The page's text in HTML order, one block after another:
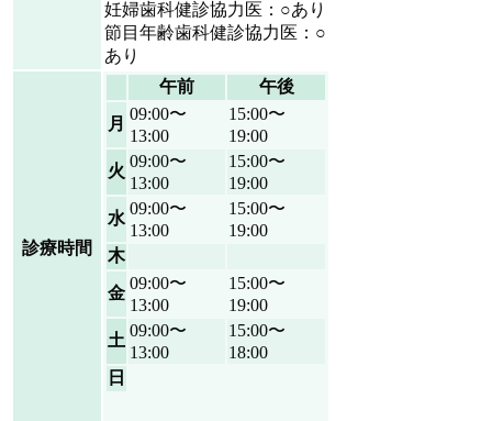
妊婦歯科健診協力医：○あり
節目年齢歯科健診協力医：○
あり
診療時間
午前
午後
月
09:00〜
13:00
15:00〜
19:00
火
09:00〜
13:00
15:00〜
19:00
水
09:00〜
13:00
15:00〜
19:00
木
金
09:00〜
13:00
15:00〜
19:00
土
09:00〜
13:00
15:00〜
18:00
日